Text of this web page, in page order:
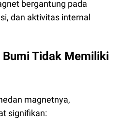
bergantung pada
dan aktivitas internal
Tidak Memiliki
magnetnya,
signifikan: